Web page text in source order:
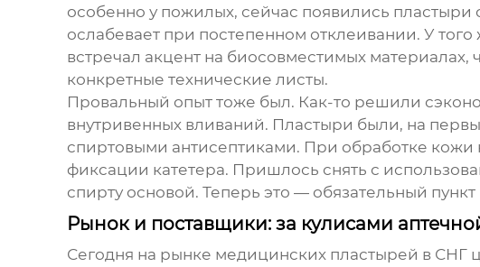
особенно у пожилых, сейчас появились
ослабевает при постепенном отклеивании. У того
встречал акцент на биосовместимых материалах,
конкретные технические листы.
Провальный опыт тоже был. Как-то решили
внутривенных вливаний. Пластыри были, на
спиртовыми антисептиками. При обработке кожи
фиксации катетера. Пришлось снять с
спирту основой. Теперь это — обязательный
Рынок и поставщики: за кулисами
Сегодня на рынке медицинских пластырей в СНГ